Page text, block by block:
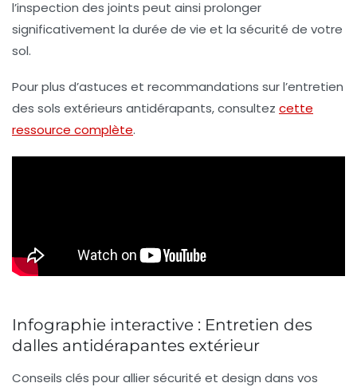
l’inspection des joints peut ainsi prolonger
significativement la durée de vie et la sécurité de votre
sol.
Pour plus d’astuces et recommandations sur l’entretien
des sols extérieurs antidérapants, consultez cette
ressource complète.
Infographie interactive : Entretien des
dalles antidérapantes extérieur
Conseils clés pour allier sécurité et design dans vos